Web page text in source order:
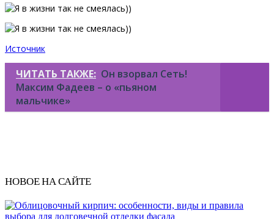
Источник
ЧИТАТЬ ТАКЖЕ: Он взорвал Сеть!
Максим Фадеев – о «пьяном
мальчике»
НОВОЕ НА САЙТЕ